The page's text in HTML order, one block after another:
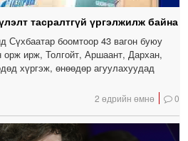
тасралтгүй үргэлжилж байна
Сүхбаатар боомтоор 43 вагон буюу
орж ирж, Толгойт, Аршаант, Дархан,
хүргэж, өнөөдөр агуулахуудад
2 өдрийн өмнө 0